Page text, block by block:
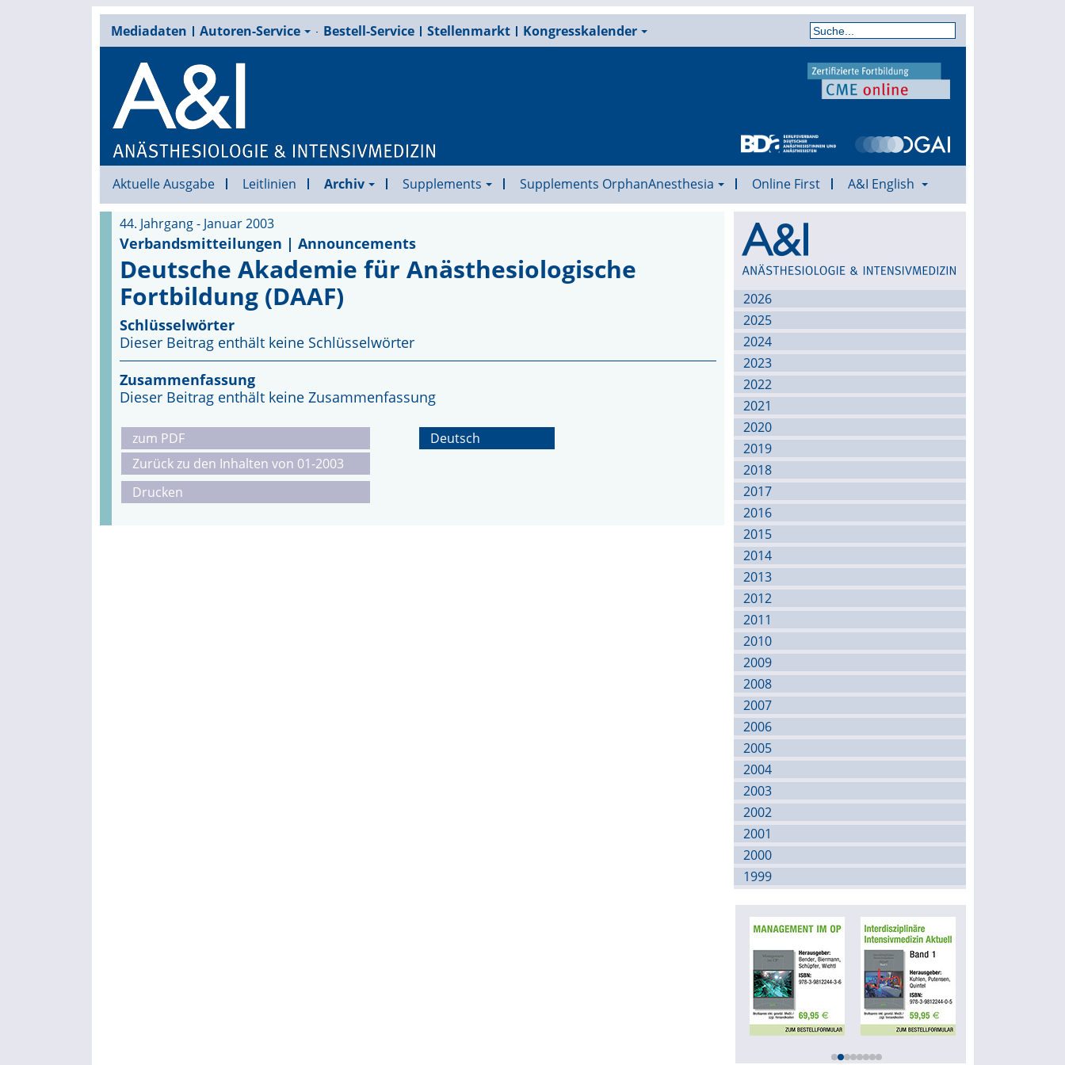
Mediadaten Autoren-Service Bestell-Service Stellenmarkt Kongresskalender
Aktuelle Ausgabe Leitlinien Archiv Supplements Supplements OrphanAnesthesia Online First A&I English
44. Jahrgang - Januar 2003
Verbandsmitteilungen | Announcements
Deutsche Akademie für Anästhesiologische
Fortbildung (DAAF)
Schlüsselwörter
Dieser Beitrag enthält keine Schlüsselwörter
Zusammenfassung
Dieser Beitrag enthält keine Zusammenfassung
zum PDF
Zurück zu den Inhalten von 01-2003
Drucken
Deutsch
Archiv
2026
2025
2024
2023
2022
2021
2020
2019
2018
2017
2016
2015
2014
2013
2012
2011
2010
2009
2008
2007
2006
2005
2004
2003
2002
2001
2000
1999